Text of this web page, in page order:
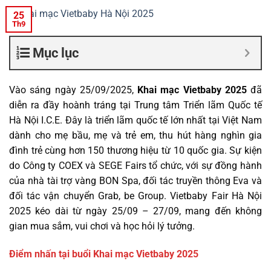
25
Th9
Mục lục
Vào sáng ngày 25/09/2025, Khai mạc Vietbaby 2025đã
diễn ra đầy hoành tráng tại Trung tâm Triển lãm Quốc tế
Hà Nội I.C.E. Đây là triển lãm quốc tế lớn nhất tại Việt Nam
dành cho mẹ bầu, mẹ và trẻ em, thu hút hàng nghìn gia
đình trẻ cùng hơn 150 thương hiệu từ 10 quốc gia. Sự kiện
do Công ty COEX và SEGE Fairs tổ chức, với sự đồng hành
của nhà tài trợ vàng BON Spa, đối tác truyền thông Eva và
đối tác vận chuyển Grab, be Group. Vietbaby Fair Hà Nội
2025 kéo dài từ ngày 25/09 – 27/09, mang đến không
gian mua sắm, vui chơi và học hỏi lý tưởng.
Điểm nhấn tại buổi Khai mạc Vietbaby 2025